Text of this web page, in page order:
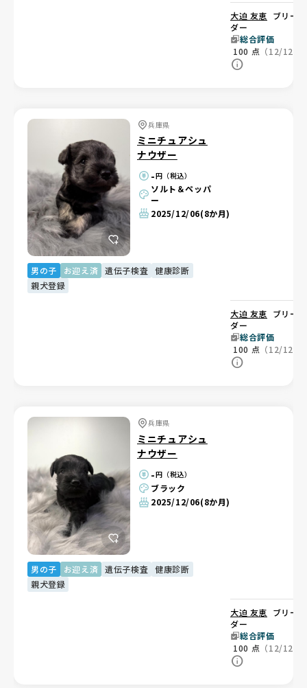
大迫 友恵 ブリー
ダー
総合評価
100 点 （12/12）
兵庫県
ミニチュアシュ
ナウザー
-円（税込）
ソルト＆ペッパ
ー
2025/12/06(8か月)
男の子 お迎え済 遺伝子検査
健康診断
親犬登録
大迫 友恵 ブリー
ダー
総合評価
100 点 （12/12）
兵庫県
ミニチュアシュ
ナウザー
-円（税込）
ブラック
2025/12/06(8か月)
男の子 お迎え済 遺伝子検査
健康診断
親犬登録
大迫 友恵 ブリー
ダー
総合評価
100 点 （12/12）